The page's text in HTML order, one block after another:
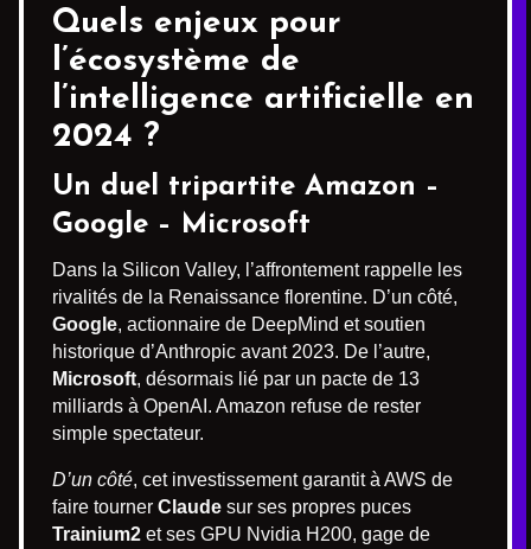
Quels enjeux pour
l’écosystème de
l’intelligence artificielle en
2024 ?
Un duel tripartite Amazon –
Google – Microsoft
Dans la Silicon Valley, l’affrontement rappelle les
rivalités de la Renaissance florentine. D’un côté,
Google, actionnaire de DeepMind et soutien
historique d’Anthropic avant 2023. De l’autre,
Microsoft, désormais lié par un pacte de 13
milliards à OpenAI. Amazon refuse de rester
simple spectateur.
D’un côté, cet investissement garantit à AWS de
faire tourner Claude sur ses propres puces
Trainium2 et ses GPU Nvidia H200, gage de